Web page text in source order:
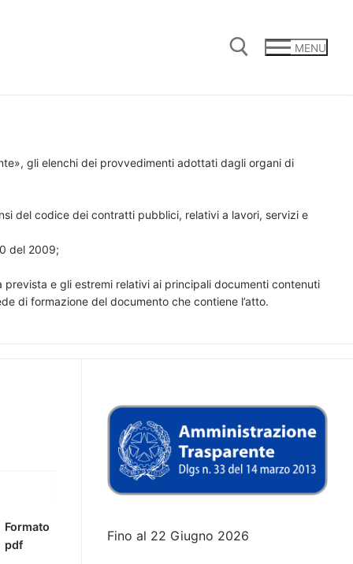
MENU
gli elenchi dei provvedimenti adottati dagli organi di
del codice dei contratti pubblici, relativi a lavori, servizi e
del 2009;
e gli estremi relativi ai principali documenti contenuti
di formazione del documento che contiene l’atto.
Formato
pdf
Fino al 22 Giugno 2026